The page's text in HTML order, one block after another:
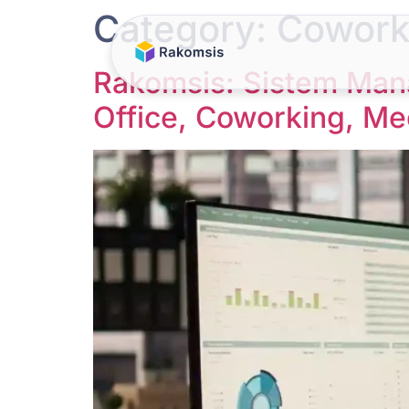
Category:
Rakomsis: Sistem
Office, Coworking,